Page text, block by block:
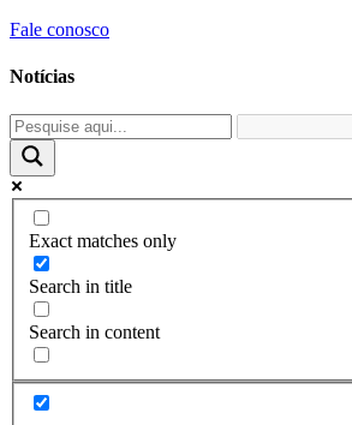
Fale conosco
Notícias
Exact matches only
Search in title
Search in content